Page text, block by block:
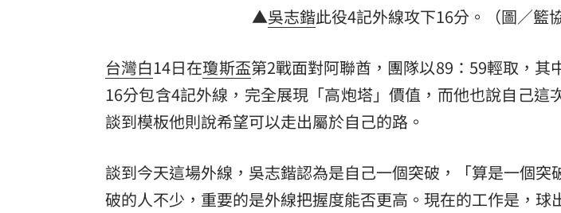
商場戰國來臨 台中「頂奢大道」逐漸成形 12:00
「拍片人的多重宇宙」職涯論壇9/12登場！ 10:30
8國球員齊聚高雄 Formosa 7s掀足球熱潮 10:00
▲吳志鍇此役4記外線攻下16分。（圖／籃協
台灣白14日在瓊斯盃第2戰面對阿聯酋，團隊以89：59輕取，其
16分包含4記外線，完全展現「高炮塔」價值，而他也說自己這
談到模板他則說希望可以走出屬於自己的路。
談到今天這場外線，吳志鍇認為是自己一個突破，「算是一個突
破的人不少，重要的是外線把握度能否更高。現在的工作是，球